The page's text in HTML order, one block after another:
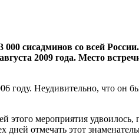
сисадминов со всей
2009 года. Место
году. Неудивительно, что он
этого мероприятия
дней отмечать этот